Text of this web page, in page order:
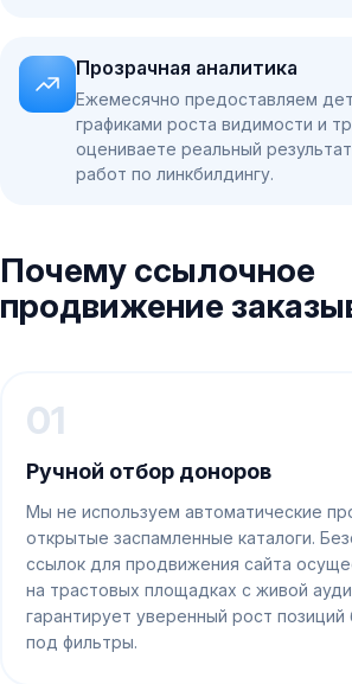
Прозрачная аналитика
Ежемесячно предоставляем
графиками роста видимости и
оцениваете реальный
работ по линкбилдингу.
Почему ссылочное
продвижение
01
Ручной отбор доноров
Мы не используем автоматические
открытые заспамленные каталоги.
ссылок для продвижения сайта
на трастовых площадках с живой
гарантирует уверенный рост позиций
под фильтры.